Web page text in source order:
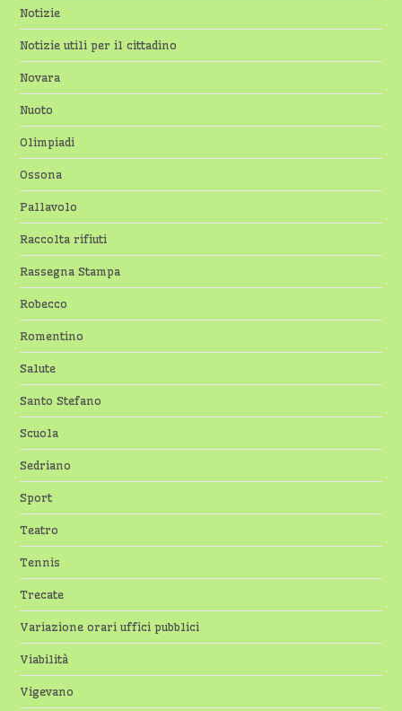
Notizie
Notizie utili per il cittadino
Novara
Nuoto
Olimpiadi
Ossona
Pallavolo
Raccolta rifiuti
Rassegna Stampa
Robecco
Romentino
Salute
Santo Stefano
Scuola
Sedriano
Sport
Teatro
Tennis
Trecate
Variazione orari uffici pubblici
Viabilità
Vigevano